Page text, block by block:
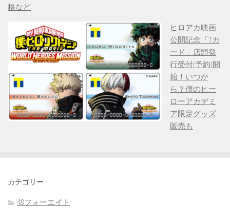
格など
ヒロアカ映画
公開記念「Tカ
ード」店頭発
行受付(予約)開
始！いつか
ら？僕のヒー
ローアカデミ
ア限定グッズ
販売も
カテゴリー
48フォーエイト